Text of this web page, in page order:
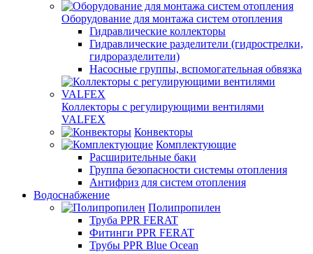
Оборудование для монтажа систем отопления
Гидравлические коллекторы
Гидравлические разделители (гидрострелки,
гидроразделители)
Насосные группы, вспомогательная обвязка
Коллекторы с регулирующими вентилями
VALFEX
Конвекторы
Комплектующие
Расширительные баки
Группа безопасности системы отопления
Антифриз для систем отопления
Водоснабжение
Полипропилен
Труба PPR FERAT
Фитинги PPR FERAT
Трубы PPR Blue Ocean